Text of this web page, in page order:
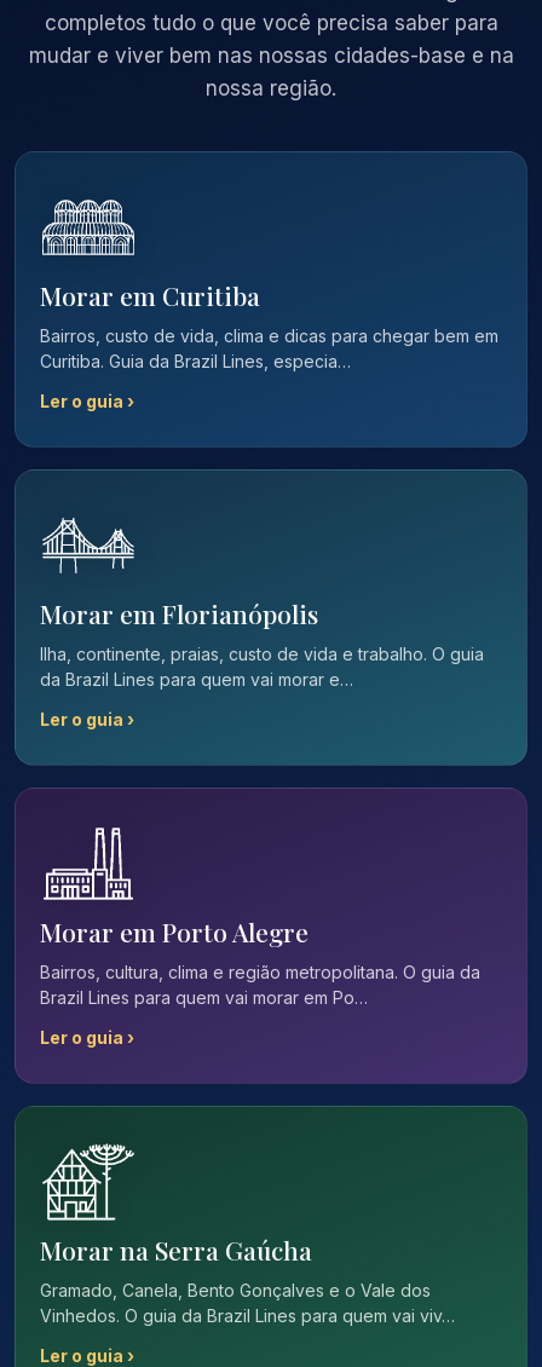
completos tudo o que você precisa saber para
mudar e viver bem nas nossas cidades-base e na
nossa região.
Morar em Curitiba
Bairros, custo de vida, clima e dicas para chegar bem em
Curitiba. Guia da Brazil Lines, especia…
Ler o guia ›
Morar em Florianópolis
Ilha, continente, praias, custo de vida e trabalho. O guia
da Brazil Lines para quem vai morar e…
Ler o guia ›
Morar em Porto Alegre
Bairros, cultura, clima e região metropolitana. O guia da
Brazil Lines para quem vai morar em Po…
Ler o guia ›
Morar na Serra Gaúcha
Gramado, Canela, Bento Gonçalves e o Vale dos
Vinhedos. O guia da Brazil Lines para quem vai viv…
Ler o guia ›